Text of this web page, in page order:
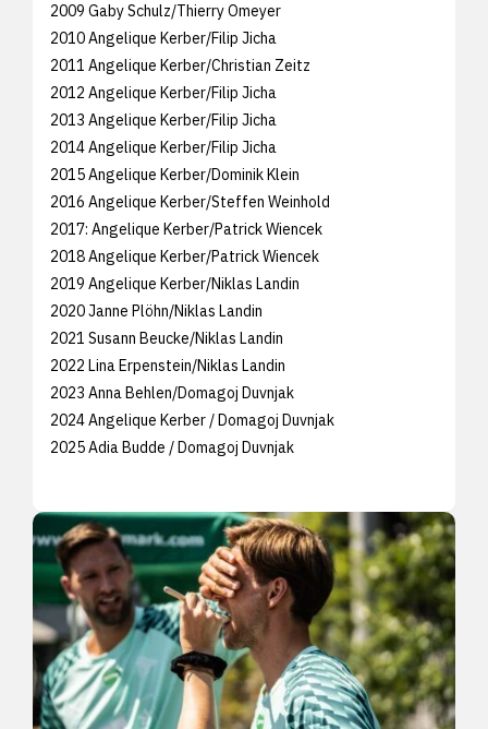
2009 Gaby Schulz/Thierry Omeyer
2010 Angelique Kerber/Filip Jicha
2011 Angelique Kerber/Christian Zeitz
2012 Angelique Kerber/Filip Jicha
2013 Angelique Kerber/Filip Jicha
2014 Angelique Kerber/Filip Jicha
2015 Angelique Kerber/Dominik Klein
2016 Angelique Kerber/Steffen Weinhold
2017: Angelique Kerber/Patrick Wiencek
2018 Angelique Kerber/Patrick Wiencek
2019 Angelique Kerber/Niklas Landin
2020 Janne Plöhn/Niklas Landin
2021 Susann Beucke/Niklas Landin
2022 Lina Erpenstein/Niklas Landin
2023 Anna Behlen/Domagoj Duvnjak
2024 Angelique Kerber / Domagoj Duvnjak
2025 Adia Budde / Domagoj Duvnjak